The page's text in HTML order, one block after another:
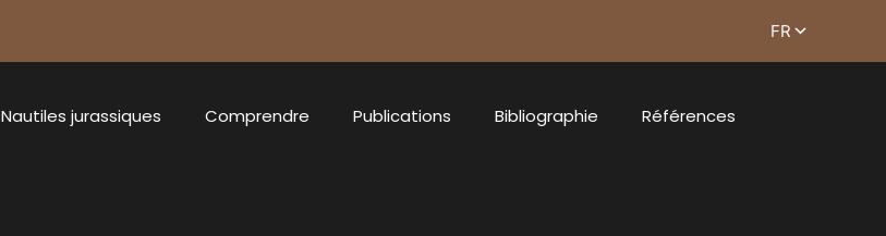
Nautiles jurassiques Comprendre Publications Bibliographie Références